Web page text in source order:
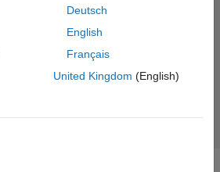
Deutsch
English
Français
United Kingdom (English)
プライバシー ポリシー
プリケーション ステータス
Inc.